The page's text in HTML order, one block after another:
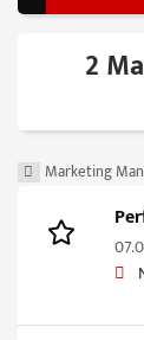
2
Marketing